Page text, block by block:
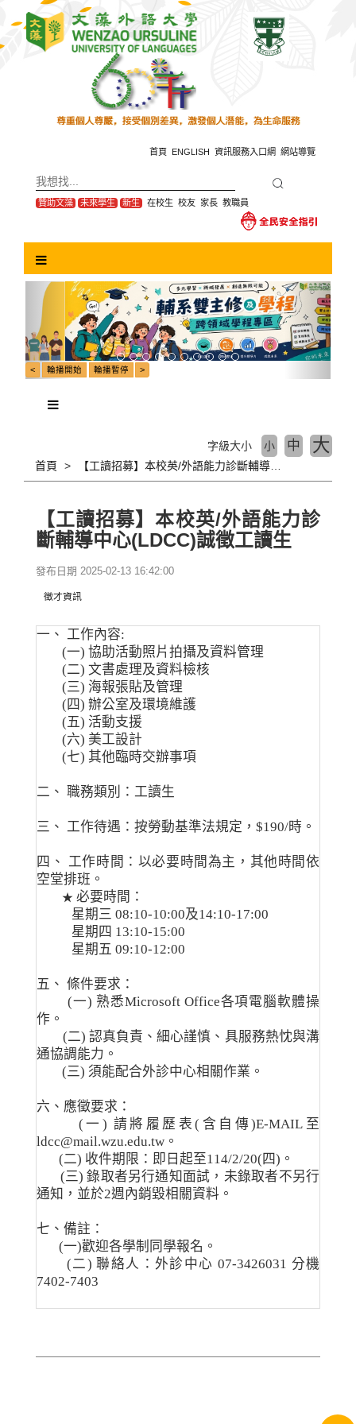
主
首頁 ENGLISH 資訊服務入口網 網站導覽
贊助文藻 未來學生 新生 在校生 校友 家長 教職員
Previous Next
首頁 【工讀招募】本校英/外語能力診斷輔導中心(LDCC)誠徵工讀生
字級大小 小 中 大
【工讀招募】本校英/外語能力診
斷輔導中心(LDCC)誠徵工讀生
發布日期 2025-02-13 16:42:00
徵才資訊
一、 工作內容:
(一) 協助活動照片拍攝及資料管理
(二) 文書處理及資料檢核
(三) 海報張貼及管理
(四) 辦公室及環境維護
(五) 活動支援
(六) 美工設計
(七) 其他臨時交辦事項
二、 職務類別：工讀生
三、 工作待遇：按勞動基準法規定，$190/時。
四、 工作時間：以必要時間為主，其他時間依
空堂排班。
★ 必要時間：
星期三 08:10-10:00及14:10-17:00
星期四 13:10-15:00
星期五 09:10-12:00
五、 條件要求：
(一) 熟悉Microsoft Office各項電腦軟體操
作。
(二) 認真負責、細心謹慎、具服務熱忱與溝
通協調能力。
(三) 須能配合外診中心相關作業。
六、應徵要求：
(一) 請將履歷表(含自傳)E-MAIL至
ldcc@mail.wzu.edu.tw。
(二) 收件期限：即日起至114/2/20(四)。
(三) 錄取者另行通知面試，未錄取者不另行
通知，並於2週內銷毀相關資料。
七、備註：
(一)歡迎各學制同學報名。
(二) 聯絡人：外診中心 07-3426031 分機
7402-7403